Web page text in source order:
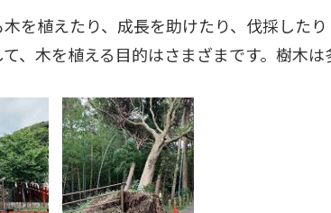
を植えたり、成長を助けたり、伐採した
木を植える目的はさまざまです。樹木は